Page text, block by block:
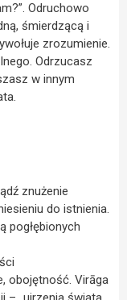
Odruchowo
śmierdzącą i
zrozumienie.
Odrzucasz
w innym
znużenie
do istnienia.
pogłębionych
obojętność. Virāga